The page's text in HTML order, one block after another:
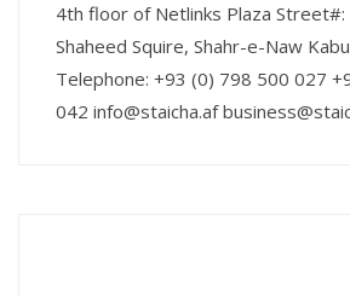
4th floor of Netlinks Plaza Street#:
Shaheed Squire, Shahr-e-Naw
Telephone: +93 (0) 798 500 027
042 info@staicha.af